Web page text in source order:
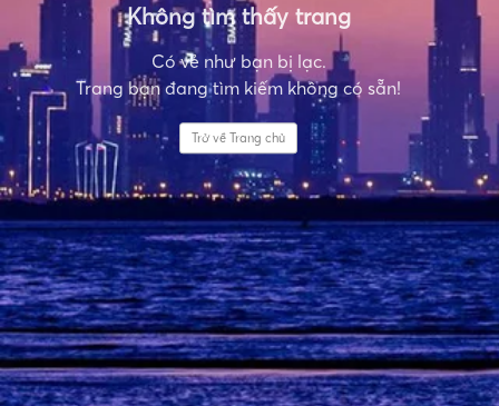
Không tìm thấy trang
Có vẻ như bạn bị lạc.
Trang bạn đang tìm kiếm không có sẵn!
Trở về Trang chủ